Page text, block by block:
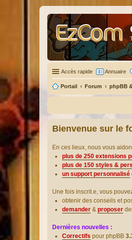
Accès rapide Annuaire
Portail Forum phpBB
Bienvenue sur le
En ces lieux, nous vous
plus de 250 extensions
plus de 150 styles &
un support personnalisé
Une fois inscrit.e, vous
obtenir des conseils et
demander & proposer
Dernières nouvelles :
Correctifs pour phpBB